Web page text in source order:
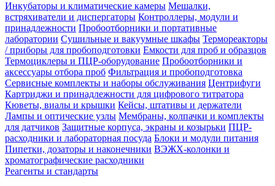
Инкубаторы и климатические камеры Мешалки,
встряхиватели и диспергаторы Контроллеры, модули и
принадлежности Пробоотборники и портативные
лаборатории Сушильные и вакуумные шкафы Термореакторы
/ приборы для пробоподготовки Емкости для проб и образцов
Термоциклеры и ПЦР-оборудование Пробоотборники и
аксессуары отбора проб Фильтрация и пробоподготовка
Сервисные комплекты и наборы обслуживания Центрифуги
Картриджи и принадлежности для цифрового титратора
Кюветы, виалы и крышки Кейсы, штативы и держатели
Лампы и оптические узлы Мембраны, колпачки и комплекты
для датчиков Защитные корпуса, экраны и козырьки ПЦР-
расходники и лабораторная посуда Блоки и модули питания
Пипетки, дозаторы и наконечники ВЭЖХ-колонки и
хроматографические расходники
Реагенты и стандарты